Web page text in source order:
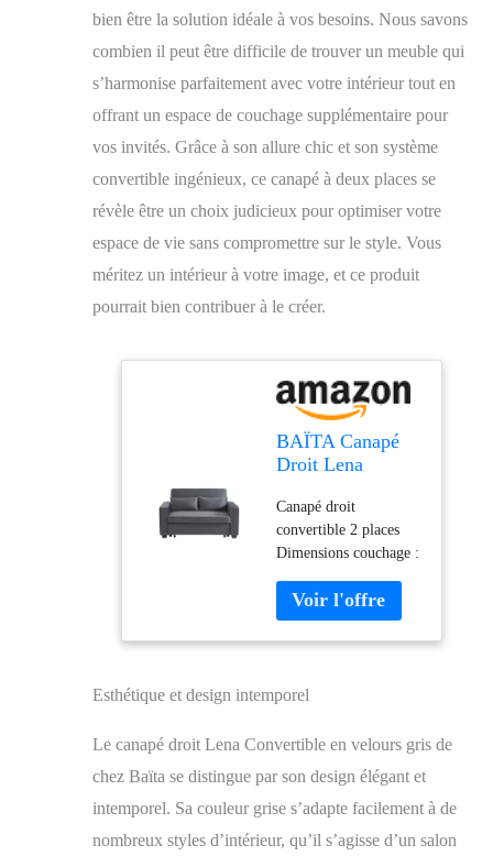
bien être la solution idéale à vos besoins. Nous savons
combien il peut être difficile de trouver un meuble qui
s’harmonise parfaitement avec votre intérieur tout en
offrant un espace de couchage supplémentaire pour
vos invités. Grâce à son allure chic et son système
convertible ingénieux, ce canapé à deux places se
révèle être un choix judicieux pour optimiser votre
espace de vie sans compromettre sur le style. Vous
méritez un intérieur à votre image, et ce produit
pourrait bien contribuer à le créer.
BAÏTA Canapé
Droit Lena
Velours Gris 2
Places
Canapé droit
convertible 2 places
Dimensions couchage :
assise : 25kg/m3
Coussins déhoussables
Esthétique et design intemporel
Le canapé droit Lena Convertible en velours gris de
chez Baïta se distingue par son design élégant et
intemporel. Sa couleur grise s’adapte facilement à de
nombreux styles d’intérieur, qu’il s’agisse d’un salon